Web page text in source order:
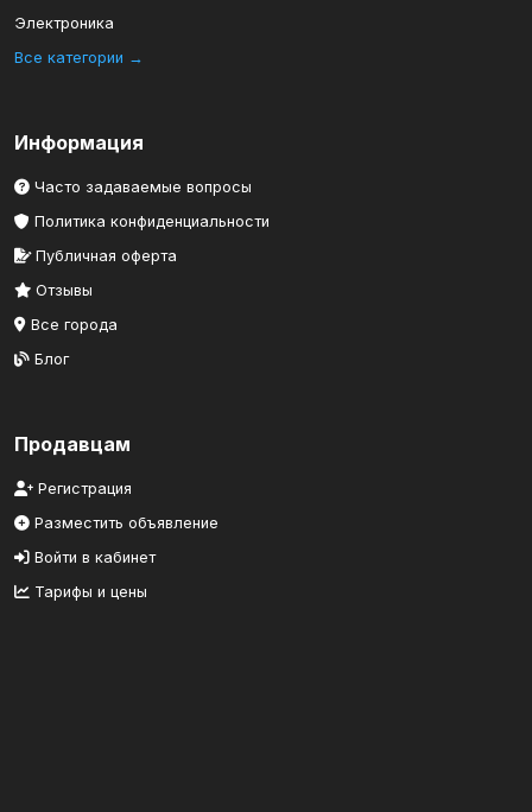
Электроника
Все категории →
Информация
Часто задаваемые вопросы
Политика конфиденциальности
Публичная оферта
Отзывы
Все города
Блог
Продавцам
Регистрация
Разместить объявление
Войти в кабинет
Тарифы и цены